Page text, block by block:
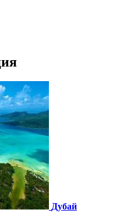
Дубай